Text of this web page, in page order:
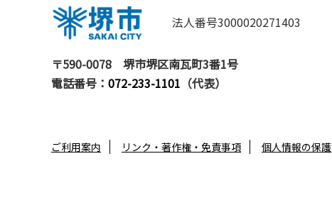
法人番号3000020271403
〒590-0078
堺市堺区南瓦町3番1号
電話番号： 072-233-1101 （代表）
ご利用案内 リンク・著作権・免責事項 個人情報の保護